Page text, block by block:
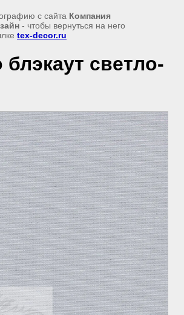
с сайта Компания
- чтобы вернуться на него
tex-decor.ru
светло-